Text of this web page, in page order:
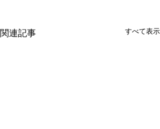
関連記事 すべて表示